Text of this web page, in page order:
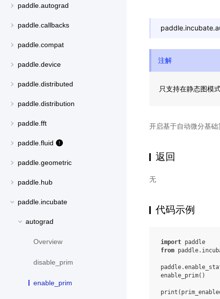
paddle.autograd
paddle.callbacks
paddle.compat
paddle.device
paddle.distributed
paddle.distribution
paddle.fft
paddle.fluid
paddle.geometric
paddle.hub
paddle.incubate
autograd
Overview
disable_prim
enable_prim
注解
只支持在静态图模
开启基于自动微分基
返回
无
代码示例
import paddle
from
paddle.
enable_prim()
print (